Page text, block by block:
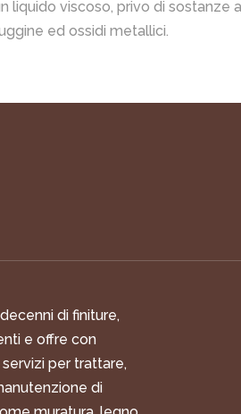
liquido viscoso, privo di sostanze
ed ossidi metallici.
di finiture,
e offre con
per trattare,
di